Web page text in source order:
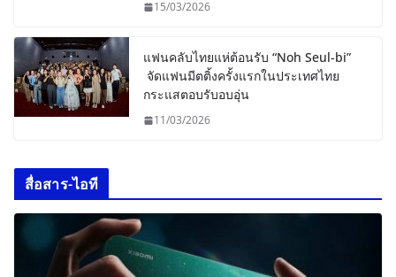
15/03/2026
แฟนคลับไทยแห่ต้อนรับ “Noh Seul-bi”
จัดแฟนมีตติ้งครั้งแรกในประเทศไทย
กระแสตอบรับอบอุ่น
11/03/2026
สื่อสาร-ไอที